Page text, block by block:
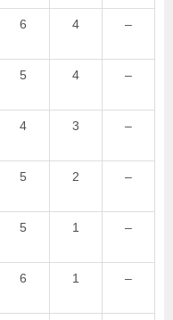
6 4 –
5 4 –
4 3 –
5 2 –
5 1 –
6 1 –